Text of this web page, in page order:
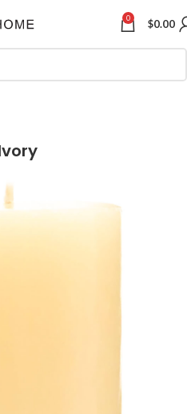
0 $0.00